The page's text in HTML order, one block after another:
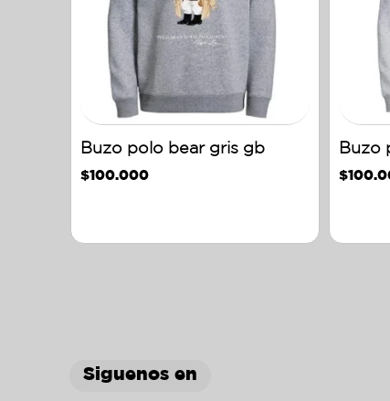
Buzo polo bear gris gb
$100.000
Buzo
$
Siguenos en